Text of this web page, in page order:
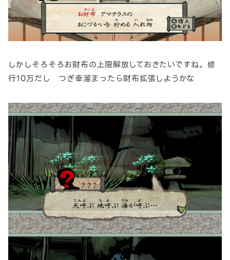
しかしそろそろお財布の上限解放しておきたいですね。修
行10万だし つぎ幸溜まったら財布拡張しようかな